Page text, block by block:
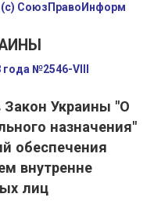
СоюзПравоИнформ
года №2546-VIII
Закон Украины "О
назначения"
обеспечения
внутренне
лиц